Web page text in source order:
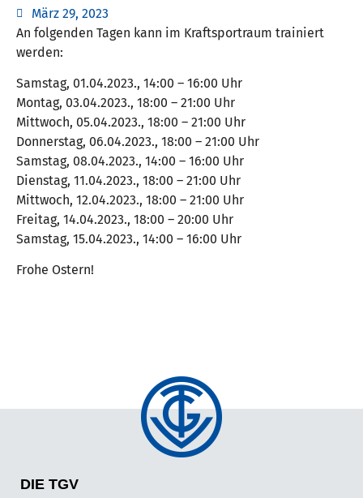
März 29, 2023
An folgenden Tagen kann im Kraftsportraum trainiert
werden:
Samstag, 01.04.2023., 14:00 – 16:00 Uhr
Montag, 03.04.2023., 18:00 – 21:00 Uhr
Mittwoch, 05.04.2023., 18:00 – 21:00 Uhr
Donnerstag, 06.04.2023., 18:00 – 21:00 Uhr
Samstag, 08.04.2023., 14:00 – 16:00 Uhr
Dienstag, 11.04.2023., 18:00 – 21:00 Uhr
Mittwoch, 12.04.2023., 18:00 – 21:00 Uhr
Freitag, 14.04.2023., 18:00 – 20:00 Uhr
Samstag, 15.04.2023., 14:00 – 16:00 Uhr
Frohe Ostern!
DIE TGV